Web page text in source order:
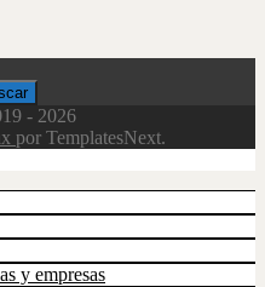
- 2026
por TemplatesNext.
y empresas